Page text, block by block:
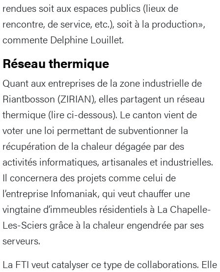
rendues soit aux espaces publics (lieux de
rencontre, de service, etc.), soit à la production»,
commente Delphine Louillet.
Réseau thermique
Quant aux entreprises de la zone industrielle de
Riantbosson (ZIRIAN), elles partagent un réseau
thermique (lire ci-dessous). Le canton vient de
voter une loi permettant de subventionner la
récupération de la chaleur dégagée par des
activités informatiques, artisanales et industrielles.
Il concernera des projets comme celui de
l’entreprise Infomaniak, qui veut chauffer une
vingtaine d’immeubles résidentiels à La Chapelle-
Les-Sciers grâce à la chaleur engendrée par ses
serveurs.
La FTI veut catalyser ce type de collaborations. Elle